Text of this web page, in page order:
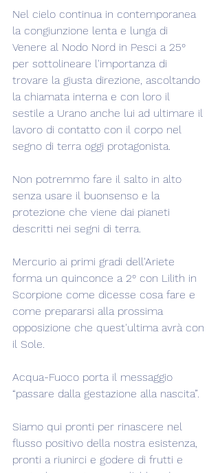
Nel cielo continua in contemporanea
la congiunzione lenta e lunga di
Venere al Nodo Nord in Pesci a 25°
per sottolineare l'importanza di
trovare la giusta direzione, ascoltando
la chiamata interna e con loro il
sestile a Urano anche lui ad ultimare il
lavoro di contatto con il corpo nel
segno di terra oggi protagonista.
Non potremmo fare il salto in alto
senza usare il buonsenso e la
protezione che viene dai pianeti
descritti nei segni di terra.
Mercurio ai primi gradi dell'Ariete
forma un quinconce a 2° con Lilith in
Scorpione come dicesse cosa fare e
come prepararsi alla prossima
opposizione che quest'ultima avrà con
il Sole.
Acqua-Fuoco porta il messaggio
“passare dalla gestazione alla nascita”.
Siamo qui pronti per rinascere nel
flusso positivo della nostra esistenza,
pronti a riunirci e godere di frutti e